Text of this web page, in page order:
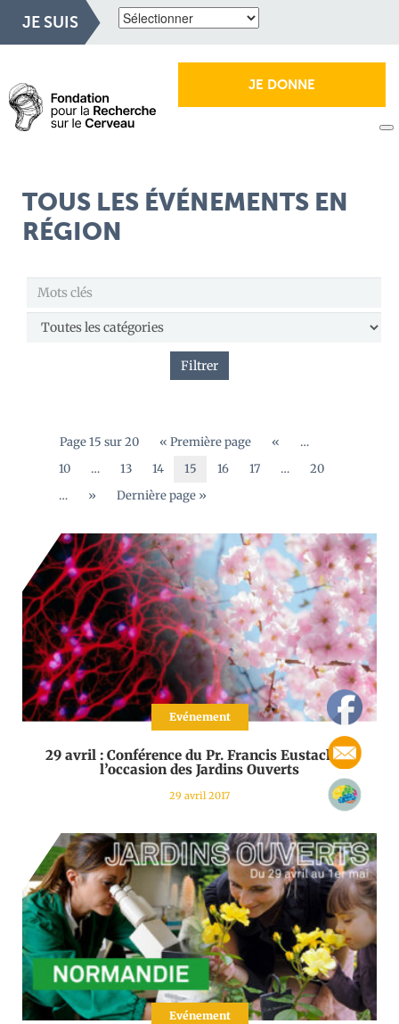
JE SUIS
JE DONNE
TOUS LES ÉVÉNEMENTS EN
RÉGION
Filtrer
Page 15 sur 20 « Première page «
…
10
… 13 14 15 16 17 …
20
…
» Dernière page »
Evénement
29 avril : Conférence du Pr. Francis Eustache à
l’occasion des Jardins Ouverts
29 avril 2017
Evénement